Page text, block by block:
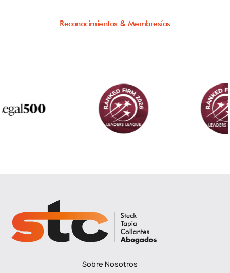
Reconocimientos & Membresías
Sobre Nosotros